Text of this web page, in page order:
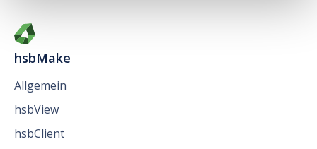
hsbMake
Allgemein
hsbView
hsbClient